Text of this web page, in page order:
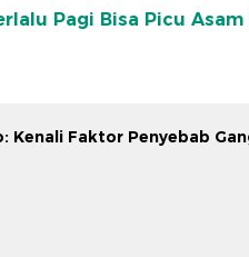
Pagi Bisa Picu
Kenali Faktor Penyebab